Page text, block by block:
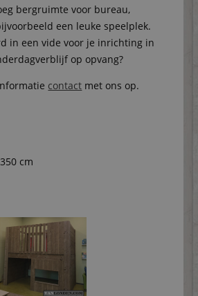
bergruimte voor bureau,
een leuke speelplek.
in een vide voor je inrichting in
op opvang?
contact met ons op.
cm